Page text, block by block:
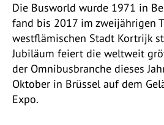
Die Busworld wurde 1971 in
fand bis 2017 im zweijährigen
westflämischen Stadt Kortrijk
Jubiläum feiert die weltweit
der Omnibusbranche dieses
Oktober in Brüssel auf dem
Expo.